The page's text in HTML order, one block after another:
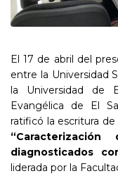
El 17 de abril del
entre la Universidad
la Universidad de
Evangélica de El
ratificó la escritura
diagnosticados
liderada por la